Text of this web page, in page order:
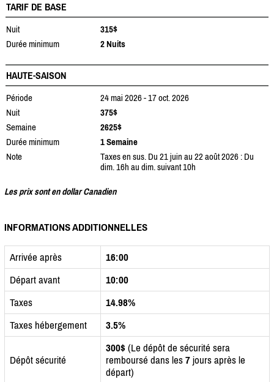
TARIF DE BASE
Nuit
315$
Durée minimum
2 Nuits
HAUTE-SAISON
Période
24 mai 2026 - 17 oct. 2026
Nuit
375$
Semaine
2625$
Durée minimum
1 Semaine
Note
Taxes en sus. Du 21 juin au 22 août 2026 : Du
dim. 16h au dim. suivant 10h
Les prix sont en dollar Canadien
INFORMATIONS ADDITIONNELLES
Arrivée après
16:00
Départ avant
10:00
Taxes
14.98%
Taxes hébergement
3.5%
Dépôt sécurité
300$ (Le dépôt de sécurité sera
remboursé dans les 7 jours après le
départ)